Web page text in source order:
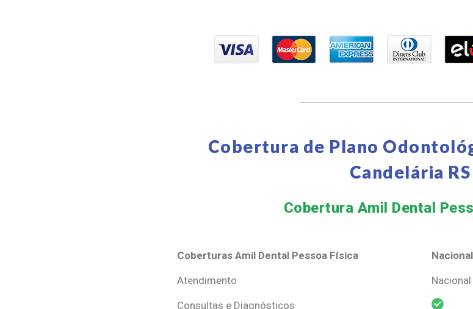
Cobertura de Plano
Candelária RS
Cobertura Amil Dental
Coberturas Amil Dental Pessoa Física Nacional
Coberturas Amil Dental Pessoa Física
Nacional
Atendimento Nacional
Consultas e Diagnósticos